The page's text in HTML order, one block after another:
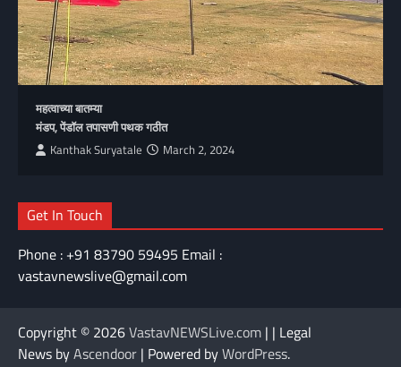
महत्वाच्या बातम्या
मंडप, पेंडॉल तपासणी पथक गठीत
Kanthak Suryatale March 2, 2024
Get In Touch
Phone : +91 83790 59495 Email :
vastavnewslive@gmail.com
Copyright © 2026VastavNEWSLive.com | | Legal
News byAscendoor | Powered byWordPress.